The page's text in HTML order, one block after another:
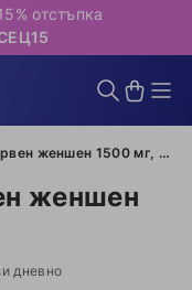
отстъпка
3x Екстракт от червен женшен 1500 мг, общо 360 капсули
женшен
дневно